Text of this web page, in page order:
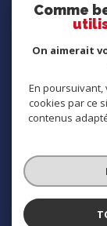
©
Comme
On aimerait
En
cookies par ce
contenus